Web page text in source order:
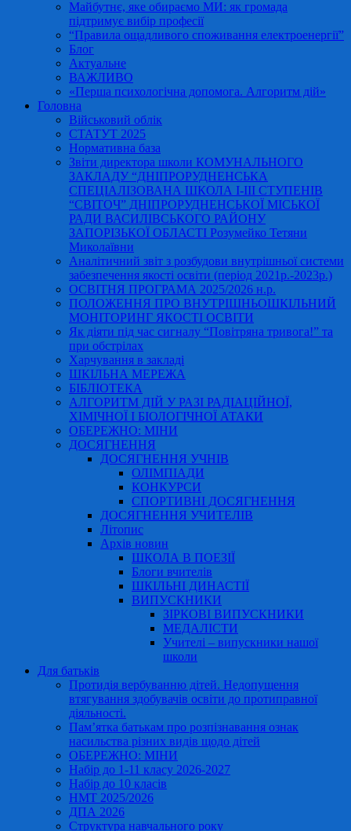
Майбутнє, яке обираємо МИ: як громада
підтримує вибір професії
“Правила ощадливого споживання електроенергії”
Блог
Актуальне
ВАЖЛИВО
«Перша психологічна допомога. Алгоритм дій»
Головна
Військовий облік
СТАТУТ 2025
Нормативна база
Звіти директора школи КОМУНАЛЬНОГО
ЗАКЛАДУ “ДНІПРОРУДНЕНСЬКА
СПЕЦІАЛІЗОВАНА ШКОЛА І-ІІІ СТУПЕНІВ
“СВІТОЧ” ДНІПРОРУДНЕНСЬКОЇ МІСЬКОЇ
РАДИ ВАСИЛІВСЬКОГО РАЙОНУ
ЗАПОРІЗЬКОЇ ОБЛАСТІ Розумейко Тетяни
Миколаївни
Аналітичний звіт з розбудови внутрішньої системи
забезпечення якості освіти (період 2021р.-2023р.)
ОСВІТНЯ ПРОГРАМА 2025/2026 н.р.
ПОЛОЖЕННЯ ПРО ВНУТРІШНЬОШКІЛЬНИЙ
МОНІТОРИНГ ЯКОСТІ ОСВІТИ
Як діяти під час сигналу “Повітряна тривога!” та
при обстрілах
Харчування в закладі
ШКІЛЬНА МЕРЕЖА
БІБЛІОТЕКА
АЛГОРИТМ ДІЙ У РАЗІ РАДІАЦІЙНОЇ,
ХІМІЧНОЇ І БІОЛОГІЧНОЇ АТАКИ
ОБЕРЕЖНО: МІНИ
ДОСЯГНЕННЯ
ДОСЯГНЕННЯ УЧНІВ
ОЛІМПІАДИ
КОНКУРСИ
СПОРТИВНІ ДОСЯГНЕННЯ
ДОСЯГНЕННЯ УЧИТЕЛІВ
Літопис
Архів новин
ШКОЛА В ПОЕЗІЇ
Блоги вчителів
ШКІЛЬНІ ДИНАСТІЇ
ВИПУСКНИКИ
ЗІРКОВІ ВИПУСКНИКИ
МЕДАЛІСТИ
Учителі – випускники нашої
школи
Для батьків
Протидія вербуванню дітей. Недопущення
втягування здобувачів освіти до протиправної
діяльності.
Пам’ятка батькам про розпізнавання ознак
насильства різних видів щодо дітей
ОБЕРЕЖНО: МІНИ
Набір до 1-11 класу 2026-2027
Набір до 10 класів
НМТ 2025/2026
ДПА 2026
Структура навчального року